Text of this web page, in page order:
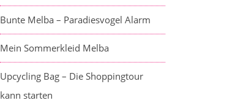
Bunte Melba – Paradiesvogel Alarm
Mein Sommerkleid Melba
Upcycling Bag – Die Shoppingtour
kann starten